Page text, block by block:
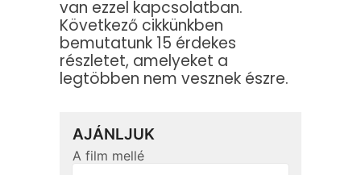
van ezzel kapcsolatban.
Következő cikkünkben
bemutatunk 15 érdekes
részletet, amelyeket a
legtöbben nem vesznek észre.